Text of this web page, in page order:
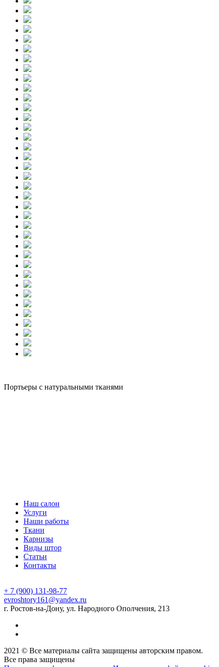
Портьеры с натуральными тканями
Наш салон
Услуги
Наши работы
Ткани
Карнизы
Виды штор
Статьи
Контакты
+ 7 (900) 131-98-77
evroshtory161@yandex.ru
г. Ростов-на-Дону, ул. Народного Ополчения, 213
2021 © Все материалы сайта защищены авторским правом.
Все права защищены